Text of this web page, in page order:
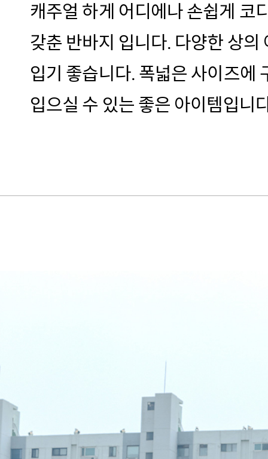
캐주얼 하게 어디에나 손쉽게 코
갖춘 반바지 입니다. 다양한 상의
입기 좋습니다. 폭넓은 사이즈에
입으실 수 있는 좋은 아이템입니